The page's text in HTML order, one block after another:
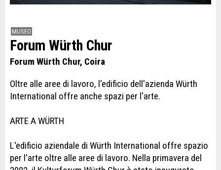
MUSEO
Forum Würth Chur
Forum Würth Chur, Coira
Oltre alle aree di lavoro, l'edificio dell'azienda Würth
International offre anche spazi per l'arte.
ARTE A WÜRTH
L'edificio aziendale di Würth International offre spazio
per l'arte oltre alle aree di lavoro. Nella primavera del